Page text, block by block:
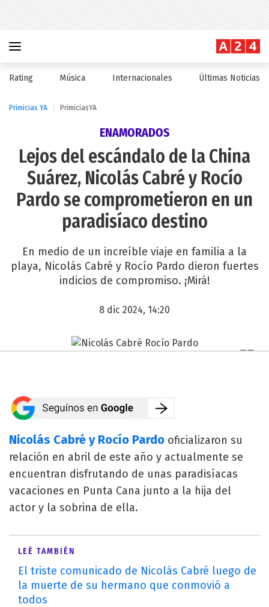
Rating Música Internacionales Últimas Noticias
Primicias YA PrimiciasYA
ENAMORADOS
Lejos del escándalo de la China
Suárez, Nicolás Cabré y Rocío
Pardo se comprometieron en un
paradisíaco destino
En medio de un increíble viaje en familia a la
playa, Nicolás Cabré y Rocío Pardo dieron fuertes
indicios de compromiso. ¡Mirá!
8 dic 2024, 14:20
Nicolás Cabré y Rocío Pardo oficializaron su
relación en abril de este año y actualmente se
encuentran disfrutando de unas paradisíacas
vacaciones en Punta Cana junto a la hija del
actor y la sobrina de ella.
LEÉ TAMBIÉN
El triste comunicado de Nicolás Cabré luego de
la muerte de su hermano que conmovió a
todos